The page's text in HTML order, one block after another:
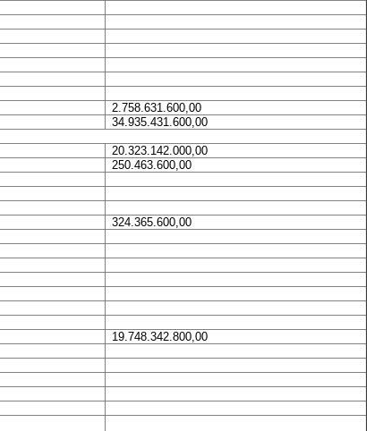
2.758.631.600,00
34.935.431.600,00
20.323.142.000,00
250.463.600,00
324.365.600,00
19.748.342.800,00